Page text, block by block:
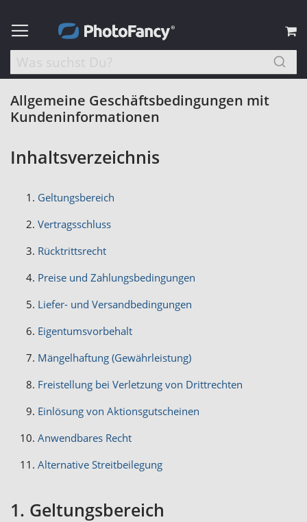
Allgemeine Geschäftsbedingungen mit
Kundeninformationen
Inhaltsverzeichnis
Geltungsbereich
Vertragsschluss
Rücktrittsrecht
Preise und Zahlungsbedingungen
Liefer- und Versandbedingungen
Eigentumsvorbehalt
Mängelhaftung (Gewährleistung)
Freistellung bei Verletzung von Drittrechten
Einlösung von Aktionsgutscheinen
Anwendbares Recht
Alternative Streitbeilegung
1. Geltungsbereich